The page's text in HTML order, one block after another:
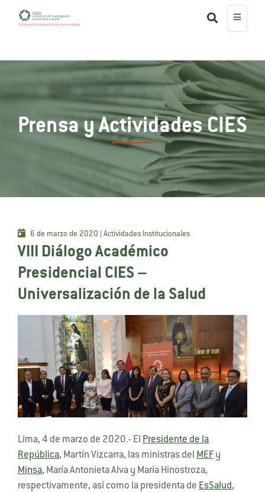
Prensa y Actividades CIES
6 de marzo de 2020 | Actividades Institucionales
VIII Diálogo Académico
Presidencial CIES –
Universalización de la Salud
Lima, 4 de marzo de 2020.- El Presidente de la
República, Martín Vizcarra, las ministras del MEF y
Minsa, María Antonieta Alva y María Hinostroza,
respectivamente, así como la presidenta de EsSalud,